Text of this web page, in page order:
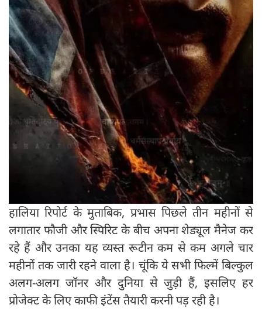
हालिया रिपोर्ट के मुताबिक, प्रभास पिछले तीन महीनों से
लगातार फौजी और स्पिरिट के बीच अपना शेड्यूल मैनेज कर
रहे हैं और उनका यह व्यस्त रूटीन कम से कम अगले चार
महीनों तक जारी रहने वाला है। चूंकि ये सभी फिल्में बिल्कुल
अलग-अलग जॉनर और दुनिया से जुड़ी हैं, इसलिए हर
प्रोजेक्ट के लिए काफी इंटेंस तैयारी करनी पड़ रही है।